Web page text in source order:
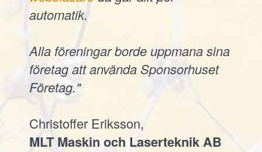
automatik.
Alla föreningar borde uppmana sina
företag att använda Sponsorhuset
Företag."
Christoffer Eriksson,
MLT Maskin och Laserteknik AB